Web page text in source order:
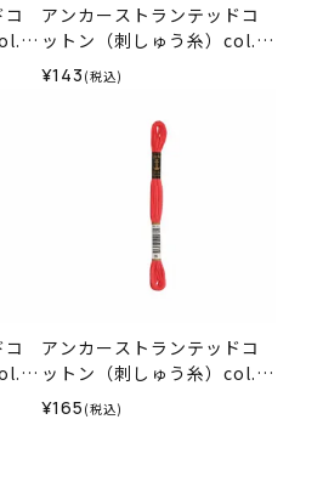
アンカーストランテッドコ
ットン（刺しゅう糸）col.1
014
¥143 (税込)
アンカーストランテッドコ
ットン（刺しゅう糸）col.0
035
¥165 (税込)